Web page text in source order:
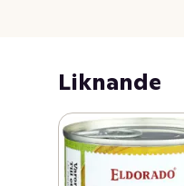
Liknande